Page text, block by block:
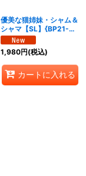
優美な猫姉妹・シャム＆
シャマ【SL】{BP21-
PR14}《エルフ》
1,980円(税込)
カートに入れる